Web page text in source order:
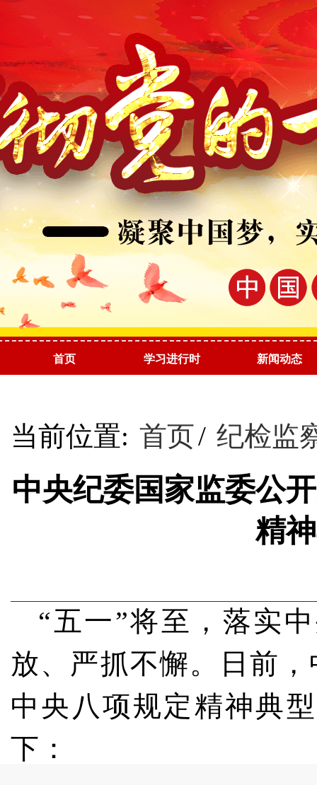
首页 学习进行时 新闻动态
当前位置: 首页/ 纪检监
中央纪委国家监委公
精
“五一”将至，落实
放、严抓不懈。日前
中央八项规定精神典
下：